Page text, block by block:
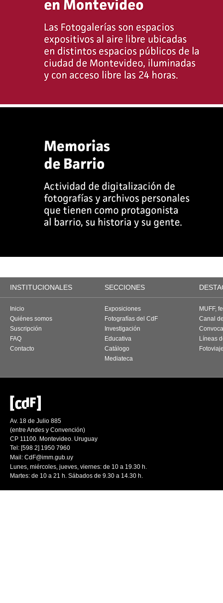
INSTITUCIONALES SECCIONES
Inicio
Quiénes somos
Suscripción
FAQ
Contacto
Exposiciones
Fotografías del CdF
Investigación
Educativa
Catálogo
Mediateca
MUFF,
Canal
Líneas
Av. 18 de Julio 885
(entre Andes y Convención)
CP 11100. Montevideo. Uruguay
Tel: [598 2] 1950 7960
Mail: CdF@imm.gub.uy
Lunes, miércoles, jueves, viernes: de 10 a 19.30 h.
Martes: de 10 a 21 h. Sábados de 9.30 a 14.30 h.